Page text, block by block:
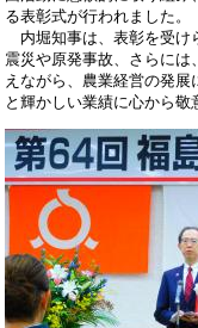
る表彰式が行われました。
内堀知事は、表彰を受け
震災や原発事故、さらに
えながら、農業経営の発
と輝かしい業績に心から敬